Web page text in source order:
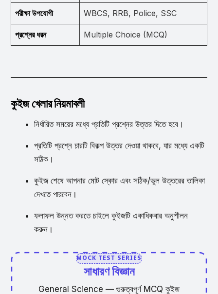
পরীক্ষা উপযোগী WBCS, RRB, Police, SSC
প্রশ্নের ধরন Multiple Choice (MCQ)
কুইজ খেলার নিয়মাবলী
নির্ধারিত সময়ের মধ্যে প্রতিটি প্রশ্নের উত্তর দিতে হবে।
প্রতিটি প্রশ্নে চারটি বিকল্প উত্তর দেওয়া থাকবে, যার মধ্যে একটি
সঠিক।
কুইজ শেষে আপনার মোট স্কোর এবং সঠিক/ভুল উত্তরের তালিকা
দেখতে পারবেন।
ফলাফল উন্নত করতে চাইলে কুইজটি একাধিকবার অনুশীলন
করুন।
MOCK TEST SERIES
সাধারণবিজ্ঞান
General Science — গুরুত্বপূর্ণ MCQ কুইজ